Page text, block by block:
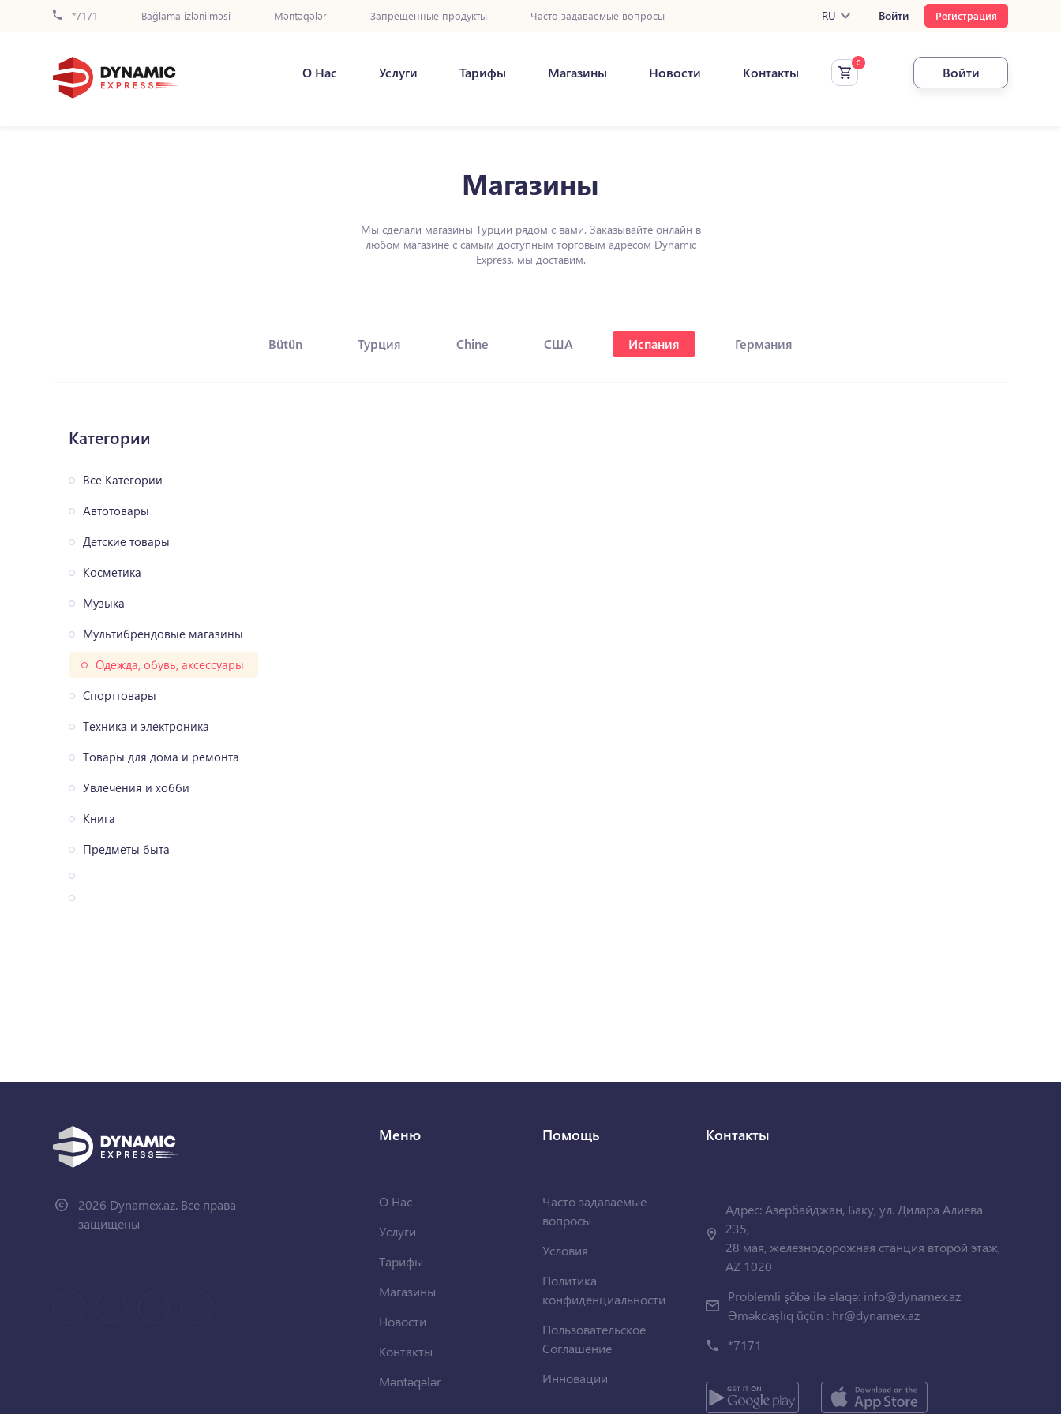
*7171 Bağlama izlənilməsi Məntəqələr Запрещенные продукты Часто задаваемые вопросы RU Войти Регистрация
О Нас Услуги Тарифы Магазины Новости Контакты Войти
Магазины
Мы сделали магазины Турции рядом с вами. Заказывайте онлайн в
любом магазине с самым доступным торговым адресом Dynamic
Express, мы доставим.
Bütün Турция Chine США Испания Германия
Категории
Все Категории
Автотовары
Детские товары
Косметика
Музыка
Мультибрендовые магазины
Одежда, обувь, аксессуары
Спорттовары
Техника и электроника
Товары для дома и ремонта
Увлечения и хобби
Книга
Предметы быта
2026 Dynamex.az. Все права
защищены
Меню
О Нас
Услуги
Тарифы
Магазины
Новости
Контакты
Məntəqələr
Помощь
Часто задаваемые
вопросы
Условия
Политика
конфиденциальности
Пользовательское
Соглашение
Инновации
Контакты
Адрес: Азербайджан, Баку, ул. Дилара Алиева
235,
28 мая, железнодорожная станция второй этаж,
AZ 1020
Problemli şöbə ilə əlaqə: info@dynamex.az
Əməkdaşlıq üçün : hr@dynamex.az
*7171